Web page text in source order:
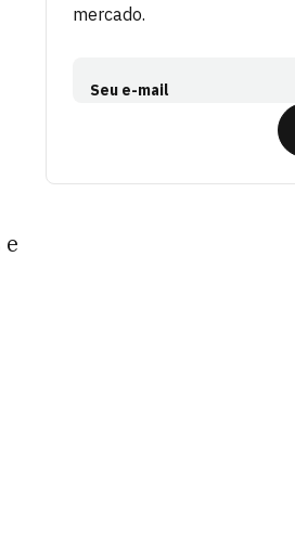
mercado.
Seu e-mail